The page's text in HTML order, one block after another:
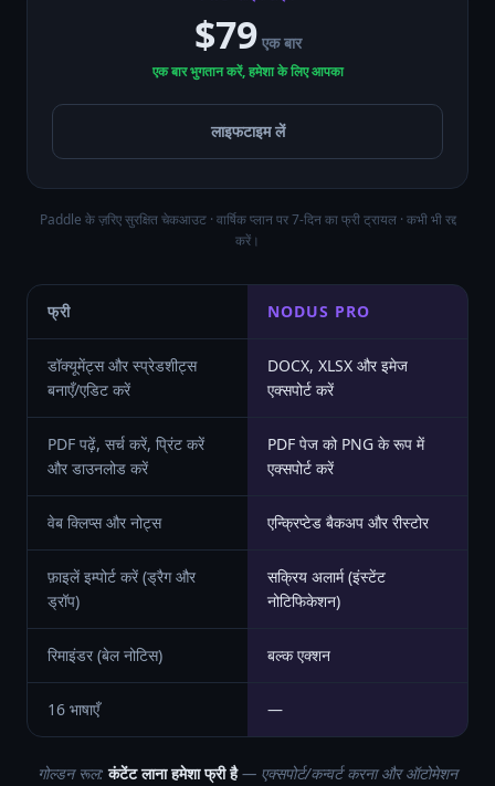
$79 एक बार
एक बार भुगतान करें, हमेशा के लिए आपका
लाइफटाइम लें
Paddle के ज़रिए सुरक्षित चेकआउट · वार्षिक प्लान पर 7-दिन का फ्री ट्रायल · कभी भी रद्द
करें।
फ्री NODUS PRO
डॉक्यूमेंट्स और स्प्रेडशीट्स
बनाएँ/एडिट करें
DOCX, XLSX और इमेज
एक्सपोर्ट करें
PDF पढ़ें, सर्च करें, प्रिंट करें
और डाउनलोड करें
PDF पेज को PNG के रूप में
एक्सपोर्ट करें
वेब क्लिप्स और नोट्स एन्क्रिप्टेड बैकअप और रीस्टोर
फ़ाइलें इम्पोर्ट करें (ड्रैग और
ड्रॉप)
सक्रिय अलार्म (इंस्टेंट
नोटिफिकेशन)
रिमाइंडर (बेल नोटिस) बल्क एक्शन
16 भाषाएँ —
गोल्डन रूल:कंटेंट लाना हमेशा फ्री है— एक्सपोर्ट/कन्वर्ट करना और ऑटोमेशन